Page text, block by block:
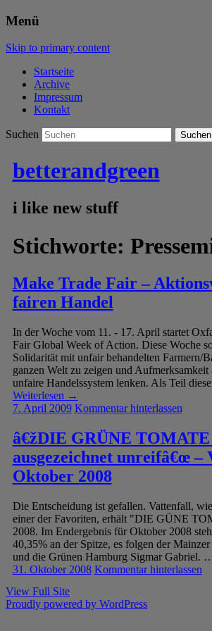
Menü
Skip to primary content
Startseite
Archive
Impressum
Kontakt
Suchen
betterandgreen
i like new stuff
Stichworte:
Make Trade Fair –
fairen Handel
In der Woche vom 11. - 17. April startet
Fair Global Week of Action. Diese Woche
Solidarität mit unfair behandelten Farmern/
ganzen Welt zu zeigen und
unfaire Handelssystem lenken. Als Teil
Weiterlesen →
7. April 2009 Kommentar hinterlassen
â€žDIE GRÜNE TOMATE
ausgezeichnet unreifâ€œ –
Oktober 2008
Die Entscheidung ist gefallen. Vattenfall,
einer der Favoriten, erhält "DIE GÜNE
2008. Im Endergebnis für Oktober 2008
40,35% an der Spitze, es folgen der
und die Grünen Hamburg Sigmar Gabriel.
31. Oktober 2008 Kommentar hinterlassen
View Full Site
Proudly powered by WordPress